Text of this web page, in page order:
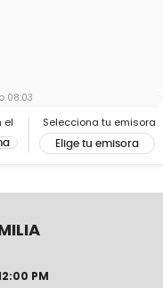
el Selecciona tu emisora
Elige tu emisora
08:03
PM